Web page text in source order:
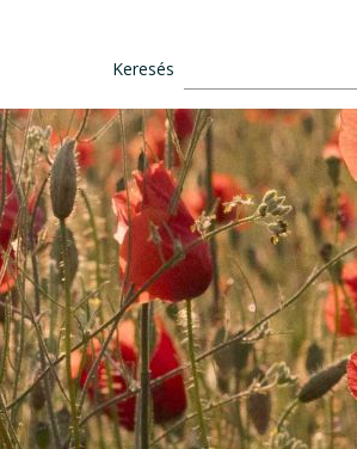
Keresés